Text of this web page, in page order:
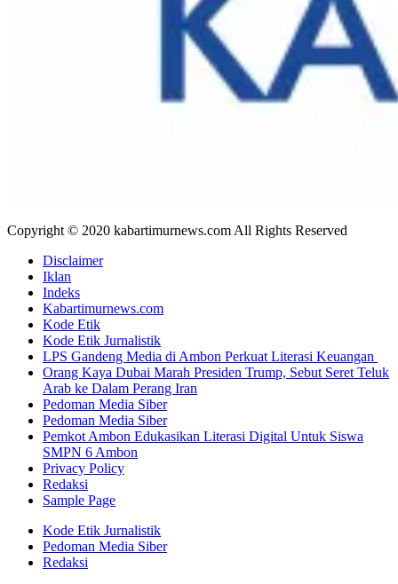
Copyright © 2020 kabartimurnews.com All Rights Reserved
Disclaimer
Iklan
Indeks
Kabartimurnews.com
Kode Etik
Kode Etik Jurnalistik
LPS Gandeng Media di Ambon Perkuat Literasi Keuangan
Orang Kaya Dubai Marah Presiden Trump, Sebut Seret Teluk
Arab ke Dalam Perang Iran
Pedoman Media Siber
Pedoman Media Siber
Pemkot Ambon Edukasikan Literasi Digital Untuk Siswa
SMPN 6 Ambon
Privacy Policy
Redaksi
Sample Page
Kode Etik Jurnalistik
Pedoman Media Siber
Redaksi